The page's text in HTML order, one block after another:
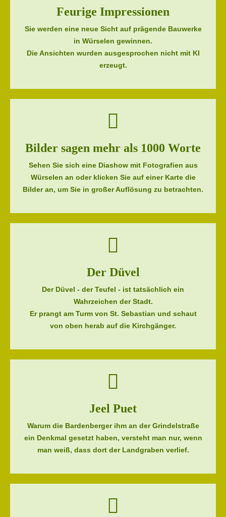
Feurige Impressionen
Sie werden eine neue Sicht auf prägende Bauwerke
in Würselen gewinnen.
Die Ansichten wurden ausgesprochen nicht mit KI
erzeugt.
Bilder sagen mehr als 1000 Worte
Sehen Sie sich eine Diashow mit Fotografien aus
Würselen an oder klicken Sie auf einer Karte die
Bilder an, um Sie in großer Auflösung zu betrachten.
Der Düvel
Der Düvel - der Teufel - ist tatsächlich ein
Wahrzeichen der Stadt.
Er prangt am Turm von St. Sebastian und schaut
von oben herab auf die Kirchgänger.
Jeel Puet
Warum die Bardenberger ihm an der Grindelstraße
ein Denkmal gesetzt haben, versteht man nur, wenn
man weiß, dass dort der Landgraben verlief.